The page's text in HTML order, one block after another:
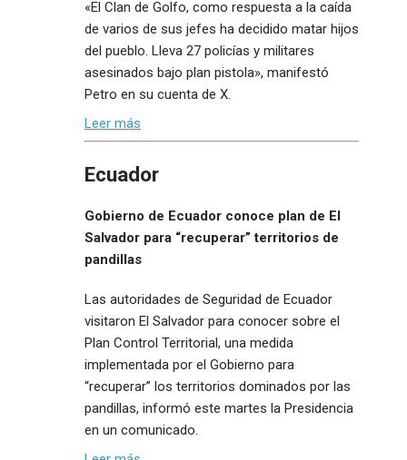
«El Clan de Golfo, como respuesta a la caída
de varios de sus jefes ha decidido matar hijos
del pueblo. Lleva 27 policías y militares
asesinados bajo plan pistola», manifestó
Petro en su cuenta de X.
Leer más
Ecuador
Gobierno de Ecuador conoce plan de El
Salvador para “recuperar” territorios de
pandillas
Las autoridades de Seguridad de Ecuador
visitaron El Salvador para conocer sobre el
Plan Control Territorial, una medida
implementada por el Gobierno para
“recuperar” los territorios dominados por las
pandillas, informó este martes la Presidencia
en un comunicado.